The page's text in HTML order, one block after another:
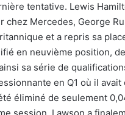
tentative. Lewis
Mercedes, George
et a repris sa
en neuvième position,
sa série de
en Q1 où il avait
éliminé de seulement